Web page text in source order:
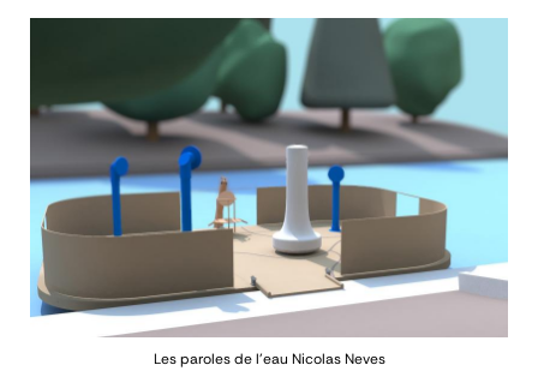
Les paroles de l'eau Nicolas Neves